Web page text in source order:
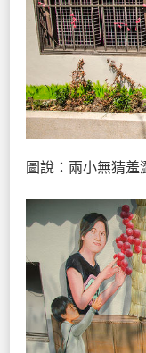
圖說：兩小無猜羞